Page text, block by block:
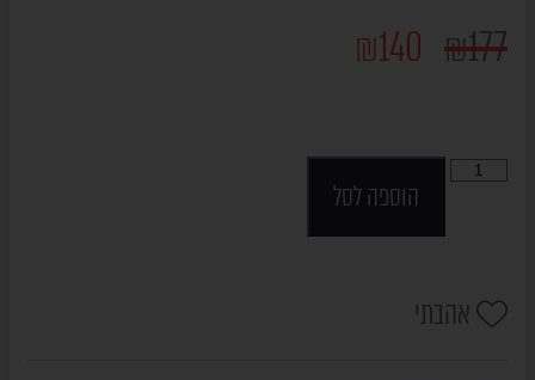
₪177
₪140
הוספה לסל
אהבתי